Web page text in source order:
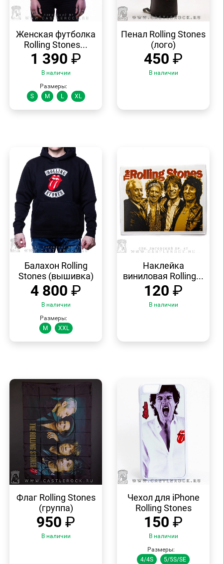
ПРОСМОТР
Женская футболка
Rolling Stones...
1 390 ₽
В наличии
Размеры:
S
M L XL
ПРОСМОТР
Пенал Rolling Stones
(лого)
450 ₽
В наличии
ПРОСМОТР
Балахон Rolling
Stones (вышивка)
4 800 ₽
В наличии
Размеры:
M
XXL
ПРОСМОТР
Наклейка
виниловая Rolling...
120 ₽
В наличии
ПРОСМОТР
Флаг Rolling Stones
(группа)
950 ₽
В наличии
ПРОСМОТР
Чехол для iPhone
Rolling Stones
150 ₽
В наличии
Размеры:
4/4S
5/5S/SE